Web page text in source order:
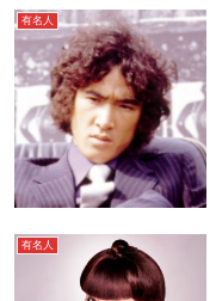
有名人
有名人